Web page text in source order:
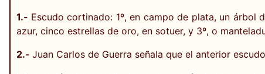
1.- Escudo cortinado: 1º, en campo de plata, un
azur, cinco estrellas de oro, en sotuer, y 3º, o
2.- Juan Carlos de Guerra señala que el anterior